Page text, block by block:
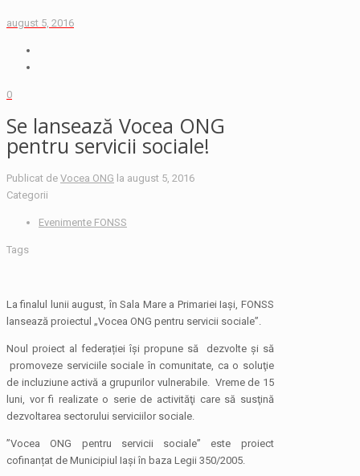
august 5, 2016
0
Se lansează Vocea ONG
pentru servicii sociale!
Publicat de Vocea ONG la august 5, 2016
Categorii
Evenimente FONSS
Tags
La finalul lunii august, în Sala Mare a Primariei Iași, FONSS
lansează proiectul „Vocea ONG pentru servicii sociale”.
Noul proiect al federației îşi propune să dezvolte şi să
promoveze serviciile sociale în comunitate, ca o soluţie
de incluziune activă a grupurilor vulnerabile. Vreme de 15
luni, vor fi realizate o serie de activităţi care să susţină
dezvoltarea sectorului serviciilor sociale.
”Vocea ONG pentru servicii sociale” este proiect
cofinanțat de Municipiul Iași în baza Legii 350/2005.